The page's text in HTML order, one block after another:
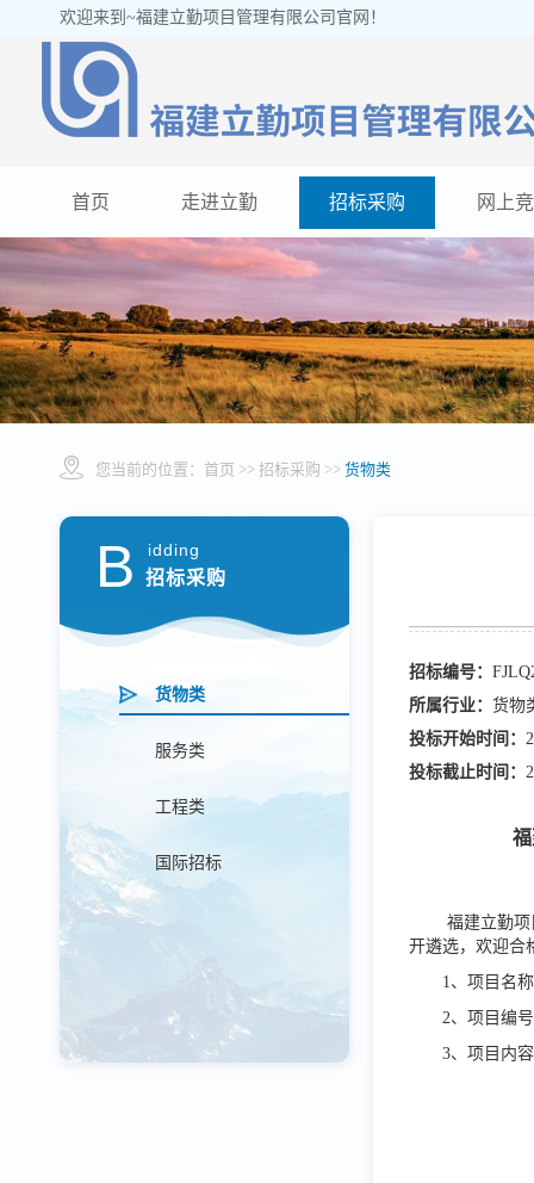
欢迎来到~福建立勤项目管理有限公司官网！
首页 走进立勤 招标采购 网上
您当前的位置： 首页 >> 招标采购 >> 货物类
B idding
招标采购
货物类
服务类
工程类
国际招标
招标编号：
所属行业： 货物
投标开始时间：
投标截止时间：
福建立勤
开遴选，欢迎合
1、项目名
2、项目编
3、项目内